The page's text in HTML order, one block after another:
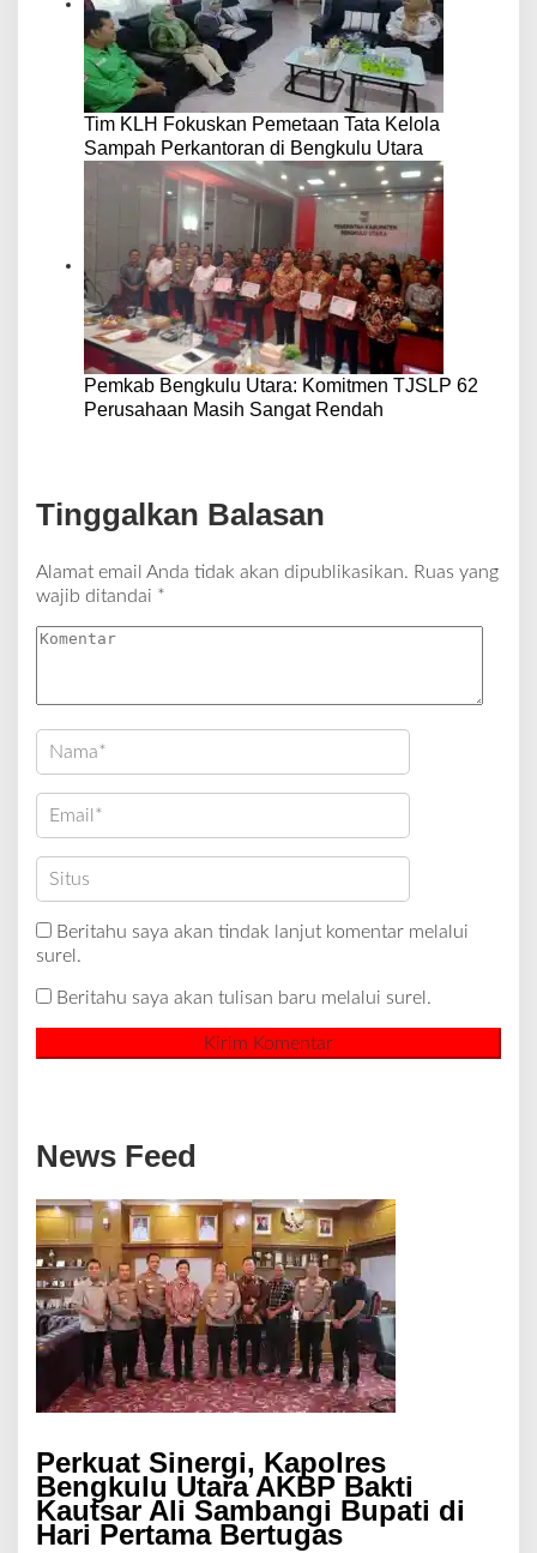
Tim KLH Fokuskan Pemetaan Tata Kelola
Sampah Perkantoran di Bengkulu Utara
Pemkab Bengkulu Utara: Komitmen TJSLP 62
Perusahaan Masih Sangat Rendah
Tinggalkan Balasan
Alamat email Anda tidak akan dipublikasikan. Ruas yang
wajib ditandai *
Beritahu saya akan tindak lanjut komentar melalui
surel.
Beritahu saya akan tulisan baru melalui surel.
News Feed
Perkuat Sinergi, Kapolres
Bengkulu Utara AKBP Bakti
Kautsar Ali Sambangi Bupati di
Hari Pertama Bertugas